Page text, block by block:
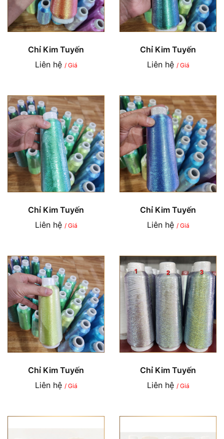
Chỉ Kim Tuyến
Liên hệ / Giá
Chỉ Kim Tuyến
Liên hệ / Giá
Chỉ Kim Tuyến
Liên hệ / Giá
Chỉ Kim Tuyến
Liên hệ / Giá
Chỉ Kim Tuyến
Liên hệ / Giá
Chỉ Kim Tuyến
Liên hệ / Giá